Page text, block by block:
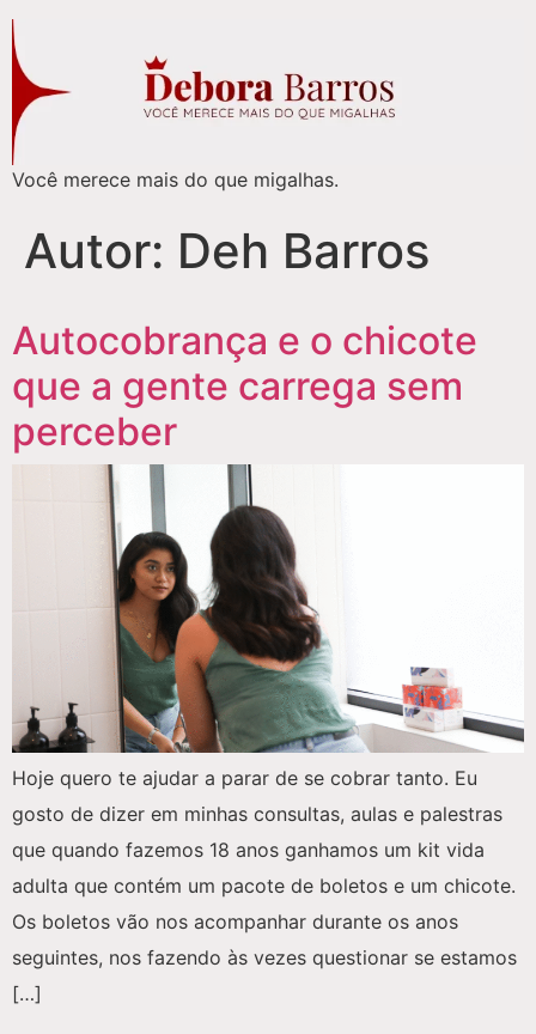
Você merece mais do que migalhas.
Autor: Deh Barros
Autocobrança e o chicote
que a gente carrega sem
perceber
Hoje quero te ajudar a parar de se cobrar tanto. Eu
gosto de dizer em minhas consultas, aulas e palestras
que quando fazemos 18 anos ganhamos um kit vida
adulta que contém um pacote de boletos e um chicote.
Os boletos vão nos acompanhar durante os anos
seguintes, nos fazendo às vezes questionar se estamos
[…]